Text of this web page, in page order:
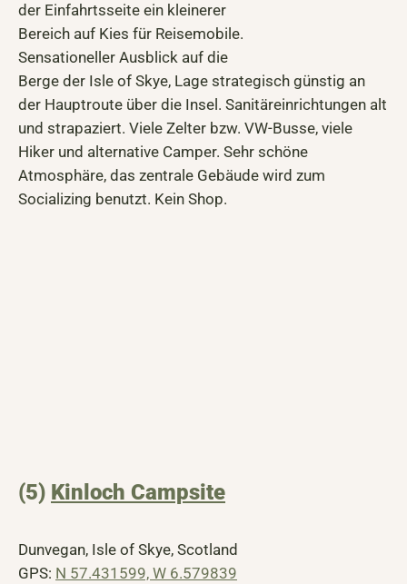
der Einfahrtsseite ein kleinerer
Bereich auf Kies für Reisemobile.
Sensationeller Ausblick auf die
Berge der Isle of Skye, Lage strategisch günstig an
der Hauptroute über die Insel. Sanitäreinrichtungen alt
und strapaziert. Viele Zelter bzw. VW-Busse, viele
Hiker und alternative Camper. Sehr schöne
Atmosphäre, das zentrale Gebäude wird zum
Socializing benutzt. Kein Shop.
(5) Kinloch Campsite
Dunvegan, Isle of Skye, Scotland
GPS: N 57.431599, W 6.579839